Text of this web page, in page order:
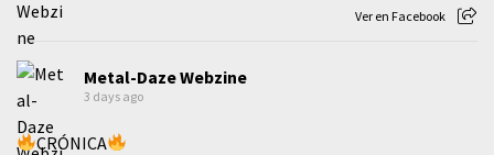
Ver en Facebook
Metal-Daze Webzine
3 days ago
CRÓNICA